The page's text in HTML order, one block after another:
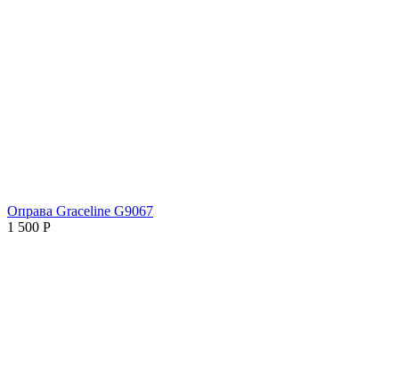
Оправа Graceline G9067
1 500 Р